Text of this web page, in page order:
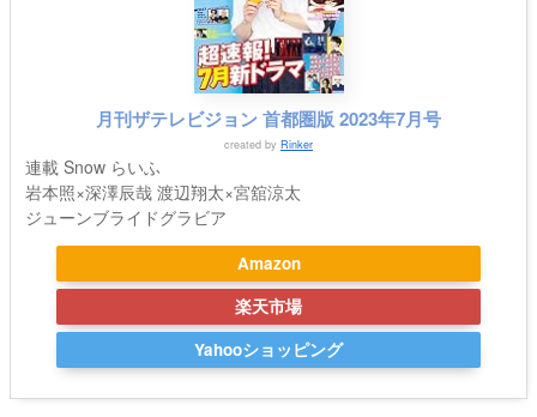
月刊ザテレビジョン 首都圏版 2023年7月号
created by Rinker
連載 Snow らいふ
岩本照×深澤辰哉 渡辺翔太×宮舘涼太
ジューンブライドグラビア
Amazon
楽天市場
Yahooショッピング